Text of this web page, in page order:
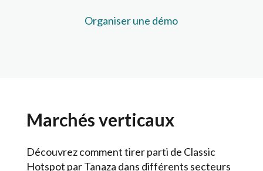
Organiser une démo
Marchés verticaux
Découvrez comment tirer parti de Classic
Hotspot par Tanaza dans différents secteurs